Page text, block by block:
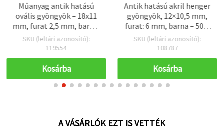
Műanyag antik hatású
ovális gyöngyök – 18x11
mm, furat 2,5 mm, barna,
50 g (~28 db)
SKU (leltári azonosító):
119554
Kosárba
Antik hatású akril henger
gyöngyök, 12×10,5 mm,
furat: 6 mm, barna – 50 g
(~49 db)
SKU (leltári azonosító):
108787
Kosárba
A VÁSÁRLÓK EZT IS VETTÉK